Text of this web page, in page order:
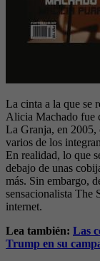
La cinta a la que se
Alicia Machado fue
La Granja, en 2005,
varios de los
En realidad, lo que
debajo de unas
más. Sin embargo,
sensacionalista The
internet.
Lea también: Las
Trump en su